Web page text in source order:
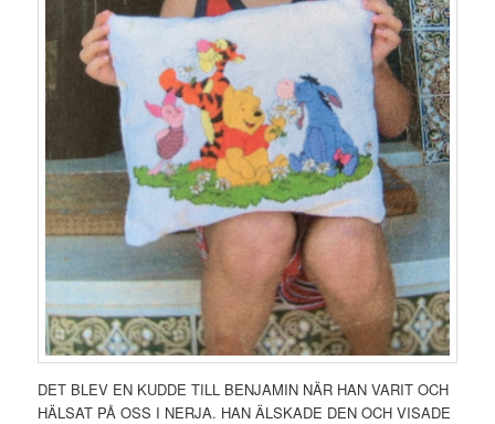
DET BLEV EN KUDDE TILL BENJAMIN NÄR HAN VARIT OCH
HÄLSAT PÅ OSS I NERJA. HAN ÄLSKADE DEN OCH VISADE